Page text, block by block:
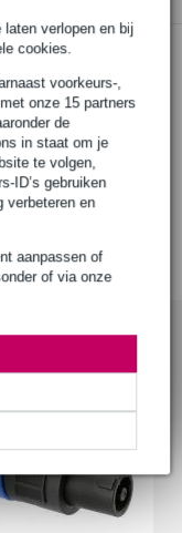
verlopen en bij
cookies.
voorkeurs-,
onze 15 partners
de
in staat om je
te volgen,
ID’s gebruiken
verbeteren en
aanpassen of
of via onze